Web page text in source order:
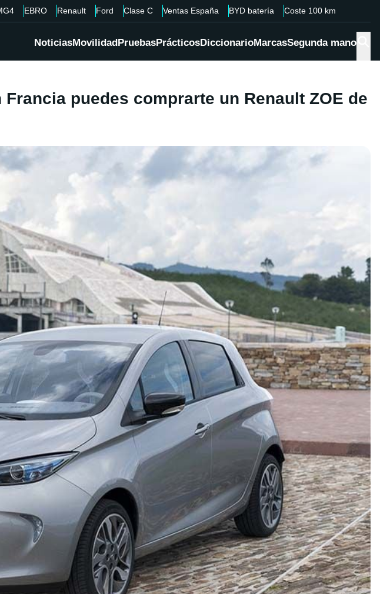
EBRO Renault Ford Clase C Ventas España BYD batería Coste 100 km
NoticiasMovilidadPruebasPrácticosDiccionarioMarcasSegunda mano
puedes comprarte un Renault ZOE de